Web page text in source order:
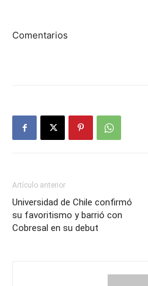
Comentarios
Artículo anterior
Universidad de Chile confirmó
su favoritismo y barrió con
Cobresal en su debut